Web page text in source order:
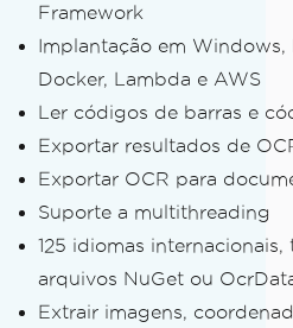
Framework
Implantação em Windows,
Docker, Lambda e AWS
Ler códigos de barras e
Exportar resultados de
Exportar OCR para
Suporte a multithreading
125 idiomas
arquivos NuGet ou
Extrair imagens,